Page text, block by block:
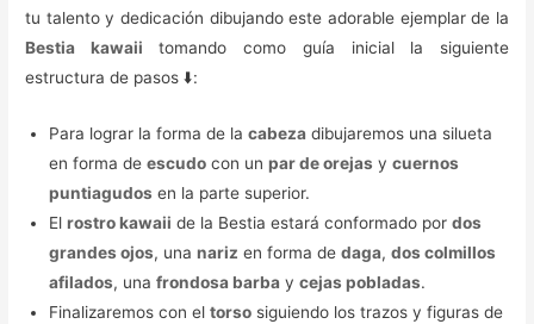
tu talento y dedicación dibujando este adorable ejemplar de la
Bestia kawaii tomando como guía inicial la siguiente
estructura de pasos ⬇️:
Para lograr la forma de lacabeza dibujaremos una silueta
en forma deescudo con unpar de orejas ycuernos
puntiagudos en la parte superior.
Elrostro kawaii de la Bestia estará conformado pordos
grandes ojos, unanariz en forma dedaga,dos colmillos
afilados, unafrondosa barba ycejas pobladas.
Finalizaremos con eltorso siguiendo los trazos y figuras de